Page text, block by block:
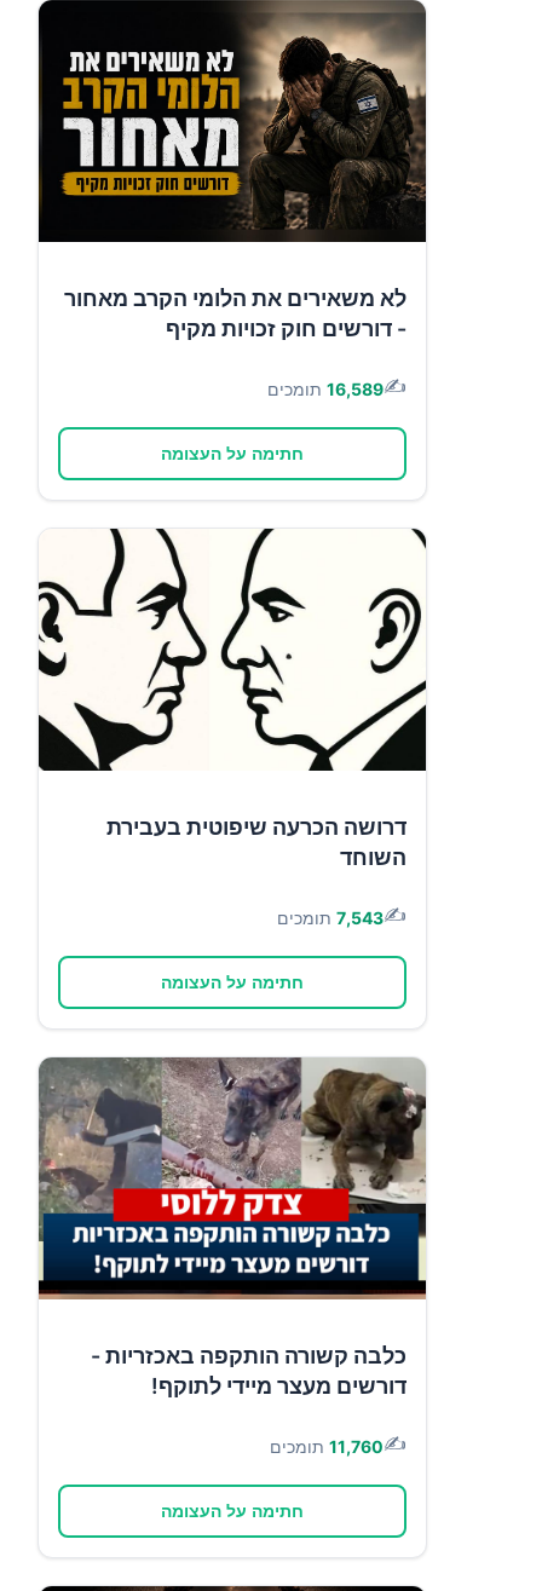
לא משאירים את הלומי הקרב מאחור
- דורשים חוק זכויות מקיף
✍️
16,589 תומכים
חתימה על העצומה
דרושה הכרעה שיפוטית בעבירת
השוחד
✍️
7,543 תומכים
חתימה על העצומה
כלבה קשורה הותקפה באכזריות -
דורשים מעצר מיידי לתוקף!
✍️
11,760 תומכים
חתימה על העצומה